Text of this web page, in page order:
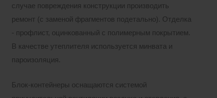
случае повреждения конструкции производить
ремонт (с заменой фрагментов подетально). Отделка
- профлист, оцинкованный с полимерным покрытием.
В качестве утеплителя используется минвата и
пароизоляция.
Блок-контейнеры оснащаются системой